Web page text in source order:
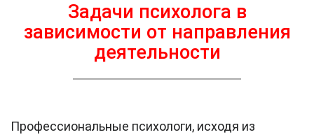
Задачи психолога в
зависимости от направления
деятельности
Профессиональные психологи, исходя из